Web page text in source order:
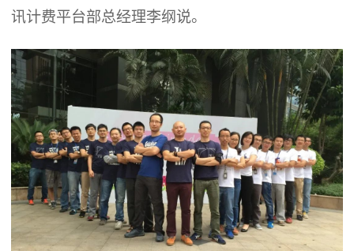
讯计费平台部总经理李纲说。